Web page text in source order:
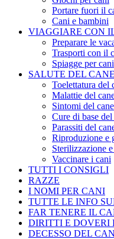
Portare fuori il
Cani e bambini
VIAGGIARE CON
Preparare le
Trasporti con il
Spiagge per cani
SALUTE DEL CANE
Toelettatura del
Malattie del
Sintomi del cane
Cure di base del
Parassiti del
Riproduzione e
Sterilizzazione
Vaccinare i cani
TUTTI I CONSIGLI
RAZZE
I NOMI PER CANI
TUTTE LE INFO
FAR TENERE IL
DIRITTI E DOVERI
DECESSO DEL